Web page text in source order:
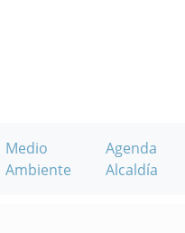
Medio
Ambiente
Agenda
Alcaldía